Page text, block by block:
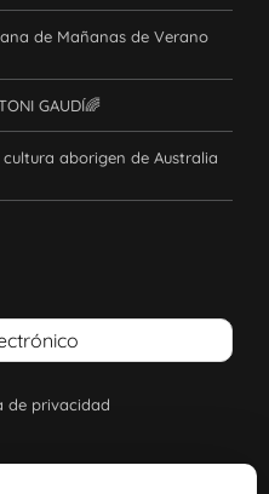
de Mañanas de Verano
GAUDÍ🌈
aborigen de Australia
de privacidad